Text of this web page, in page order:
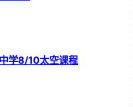
学8/10太空课程